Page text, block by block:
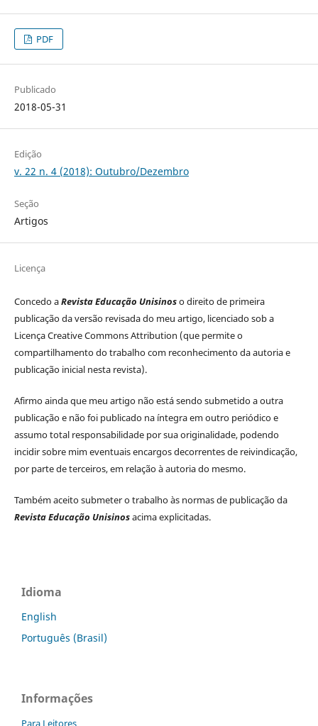
PDF
Publicado
2018-05-31
Edição
v. 22 n. 4 (2018): Outubro/Dezembro
Seção
Artigos
Licença
Concedo aRevista Educação Unisinoso direito de primeira
publicação da versão revisada do meu artigo, licenciado sob a
Licença Creative Commons Attribution (que permite o
compartilhamento do trabalho com reconhecimento da autoria e
publicação inicial nesta revista).
Afirmo ainda que meu artigo não está sendo submetido a outra
publicação e não foi publicado na íntegra em outro periódico e
assumo total responsabilidade por sua originalidade, podendo
incidir sobre mim eventuais encargos decorrentes de reivindicação,
por parte de terceiros, em relação à autoria do mesmo.
Também aceito submeter o trabalho às normas de publicação da
Revista Educação Unisinosacima explicitadas.
Idioma
English
Português (Brasil)
Informações
Para Leitores